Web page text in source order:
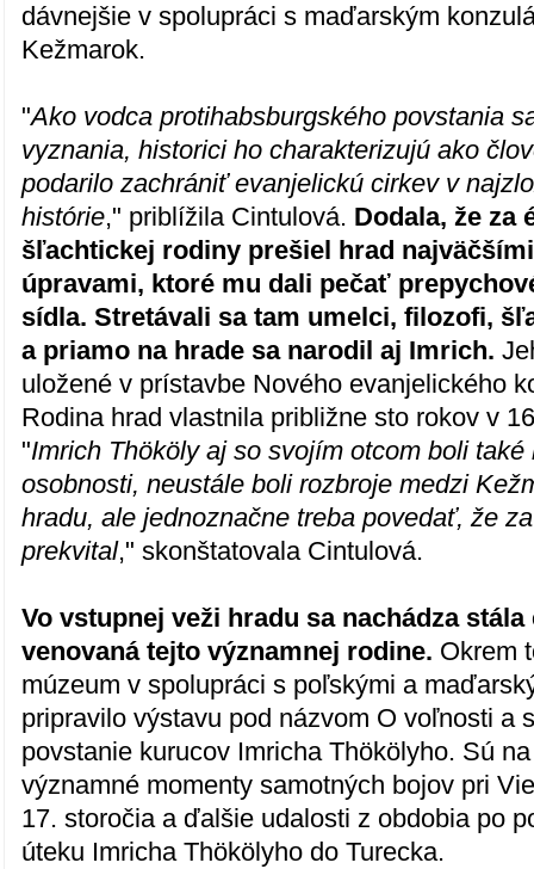
dávnejšie v spolupráci s maďarským
Kežmarok.
"Ako vodca protihabsburgského povstania
vyznania, historici ho charakterizujú ako
podarilo zachrániť evanjelickú cirkev v
histórie," priblížila Cintulová. Dodala, že za
šľachtickej rodiny prešiel hrad
úpravami, ktoré mu dali pečať
sídla. Stretávali sa tam umelci, filozofi,
a priamo na hrade sa narodil aj Imrich.
uložené v prístavbe Nového evanjelického
Rodina hrad vlastnila približne sto rokov v
"Imrich Thököly aj so svojím otcom boli také
osobnosti, neustále boli rozbroje medzi
hradu, ale jednoznačne treba povedať, že
prekvital," skonštatovala Cintulová.
Vo vstupnej veži hradu sa nachádza
venovaná tejto významnej rodine. Okrem
múzeum v spolupráci s poľskými a
pripravilo výstavu pod názvom O voľnosti a
povstanie kurucov Imricha Thökölyho. Sú
významné momenty samotných bojov pri
17. storočia a ďalšie udalosti z obdobia po
úteku Imricha Thökölyho do Turecka.